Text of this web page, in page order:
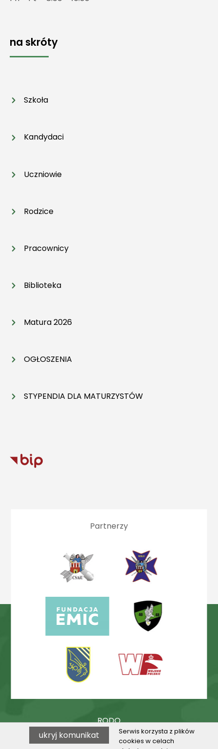
na skróty
Szkoła
Kandydaci
Uczniowie
Rodzice
Pracownicy
Biblioteka
Matura 2026
OGŁOSZENIA
STYPENDIA DLA MATURZYSTÓW
Partnerzy
RODO
Procedury
Serwis korzysta z plików
cookies w celach
ukryj komunikat